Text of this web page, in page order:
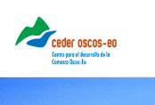
contenido